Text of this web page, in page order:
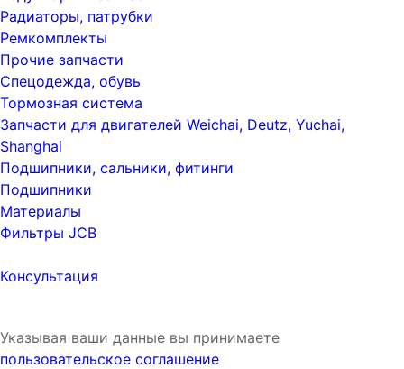
Радиаторы, патрубки
Ремкомплекты
Прочие запчасти
Спецодежда, обувь
Тормозная система
Запчасти для двигателей Weichai, Deutz, Yuchai,
Shanghai
Подшипники, сальники, фитинги
Подшипники
Материалы
Фильтры JCB
Консультация
Указывая ваши данные вы принимаете
пользовательское соглашение